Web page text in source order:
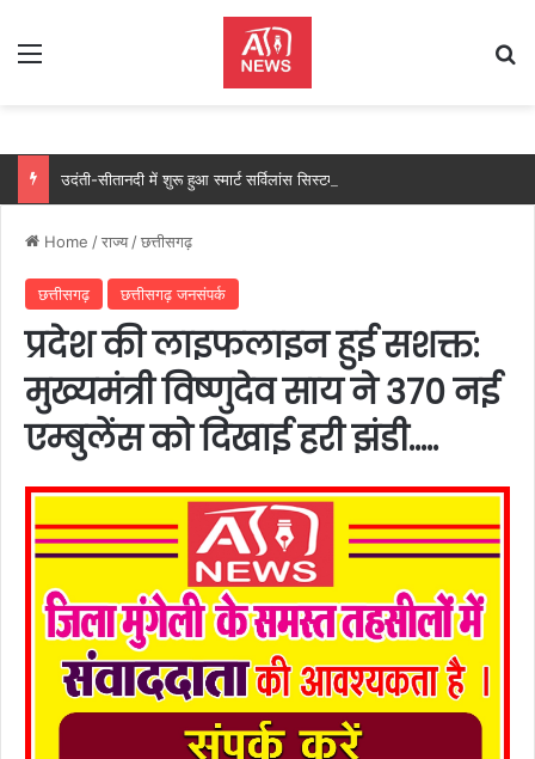
Menu
Home /राज्य /छत्तीसगढ़
छत्तीसगढ़ छत्तीसगढ़ जनसंपर्क
प्रदेश की लाइफलाइन हुई सशक्त:
मुख्यमंत्री विष्णुदेव साय ने 370 नई
एम्बुलेंस को दिखाई हरी झंडी…..